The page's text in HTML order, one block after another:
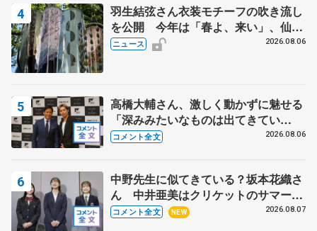
羽生結弦さん衣装モチーフの吹き流し
を公開 今年は「春よ、来い」、仙台
の瑞鳳殿
ニュース 2026.08.06
高橋大輔さん、激しく動かずに魅せる
「深みみたいなものは出てきてい
る？」 〝兄さん〟と慕うレジェンド
コメント全文 2026.08.06
中野先生に似てきている？坂本花織さ
ん 中井亜美はクリケットのサマーキ
ャンプに 島田麻央はたくさん試合に
コメント全文 NEW 2026.08.07